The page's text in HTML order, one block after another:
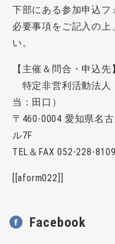
下部にある参加申込フ
必要事項をご記入の上
い。
【主催＆問合・申込先
特定非営利活動法
当：田口）
〒460-0004 愛知県名
ル7F
TEL＆FAX 052-228-
[[aform022]]
Facebook